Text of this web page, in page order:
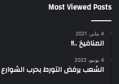
Most Viewed Posts
4 يناير، 2021
المنافيخ ..!!
4 يونيو، 2022
الشعب يرفض التورط بحرب الشوارع